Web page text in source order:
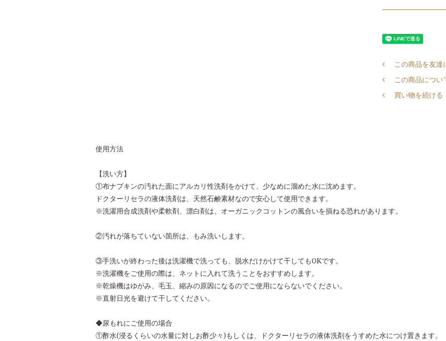
この商品を友達
この商品につい
買い物を続ける
使用方法
【洗い方】
①布ナプキンの汚れた面にアルカリ性洗剤をかけて、少なめに溜めた水に沈めます。
ドクターリセラの液体洗剤は、天然石鹸素材なので安心して使用できます。
※洗濯用合成洗剤や柔軟剤、漂白剤は、オーガニックコットンの風合いを損ねる恐れがあります。
②汚れが落ちていない箇所は、もみ洗いします。
③手洗いが終わった後は洗濯機で洗っても、脱水だけかけて干してもOKです。
※洗濯機をご使用の際は、ネットに入れて洗うことをおすすめします。
※乾燥機はゆがみ、毛玉、縮みの原因になるのでご使用にならないでください。
※直射日光を避けて干してください。
◆尿もれにご使用の場合
①酢水(浸るくらいの水量に対しお酢少々)もしくは、ドクターリセラの液体洗剤をうすめた水につけ置きます。